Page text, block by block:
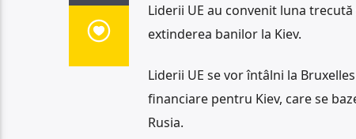
Liderii UE au convenit luna
extinderea banilor la Kiev.
Liderii UE se vor întâlni la
financiare pentru Kiev, care se
Rusia.